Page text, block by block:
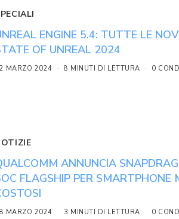
ENGINE 5.4: TUTTE LE
OF UNREAL 2024
MARZO 2024 8 MINUTI DI LETTURA 0
ANNUNCIA
FLAGSHIP PER SMARTPHONE
MARZO 2024 3 MINUTI DI LETTURA 0